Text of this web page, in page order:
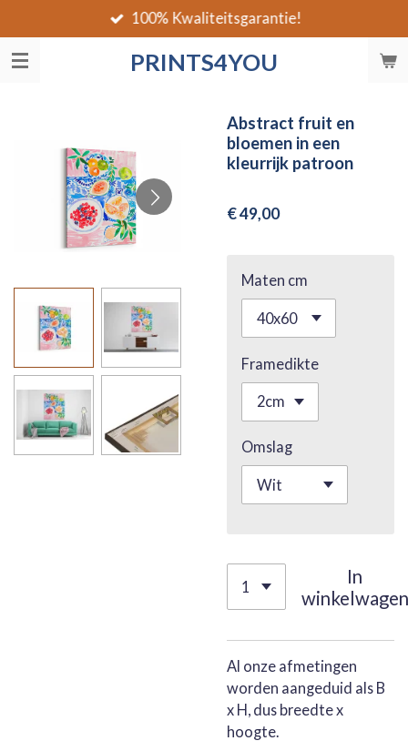
direct
naar
PRINTS4YOU
100% Kwaliteitsgarantie!
Abstract fruit en
bloemen in een
kleurrijk patroon
€ 49,00
Maten cm
Framedikte
Omslag
In
winkelwagen
Al onze afmetingen
worden aangeduid als B
x H, dus breedte x
hoogte.